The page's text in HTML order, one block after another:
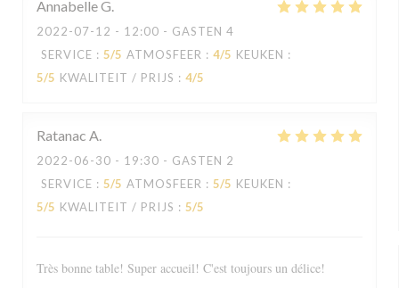
AnnabelleG
2022-07-12 - 12:00 - GASTEN 4
SERVICE : 5/5 ATMOSFEER : 4/5 KEUKEN :
5/5 KWALITEIT / PRIJS : 4/5
Ratanac A
2022-06-30 - 19:30 - GASTEN 2
SERVICE : 5/5 ATMOSFEER : 5/5 KEUKEN :
5/5 KWALITEIT / PRIJS : 5/5
Très bonne table! Super accueil! C'est toujours un délice!